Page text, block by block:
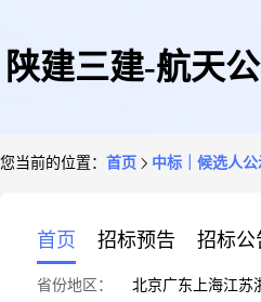
陕建三建-航天
您当前的位置： 首页 中标｜候选人公
首页 招标预告 招标公
省份地区： 北京广东 上海江苏